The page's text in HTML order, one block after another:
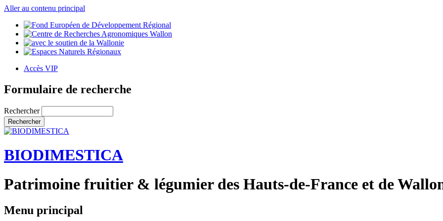
Aller au contenu principal
Accès VIP
Formulaire de recherche
Rechercher
BIODIMESTICA
Patrimoine fruitier & légumier des Hauts-de-France et de
Menu principal